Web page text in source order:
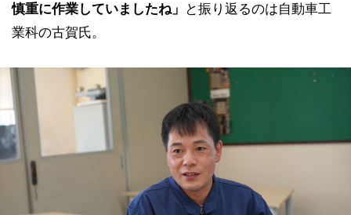
慎重に作業していましたね」 と振り返るのは自動車工
業科の古賀氏。